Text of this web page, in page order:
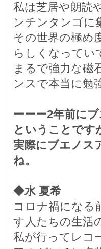
私は芝居や朗読
ンチンタンゴに
その世界の極め
らしくなってい
まるで強力な磁
ンスで本当に勉
ーーー2年前に
ということです
実際にブエノス
ね。
◆水 夏希
コロナ禍になる
す人たちの生活
私が行ってレコ